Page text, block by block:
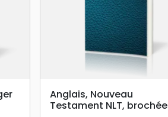
search APERÇU RAPIDE
Anglais, Nouveau
Testament NLT, brochée